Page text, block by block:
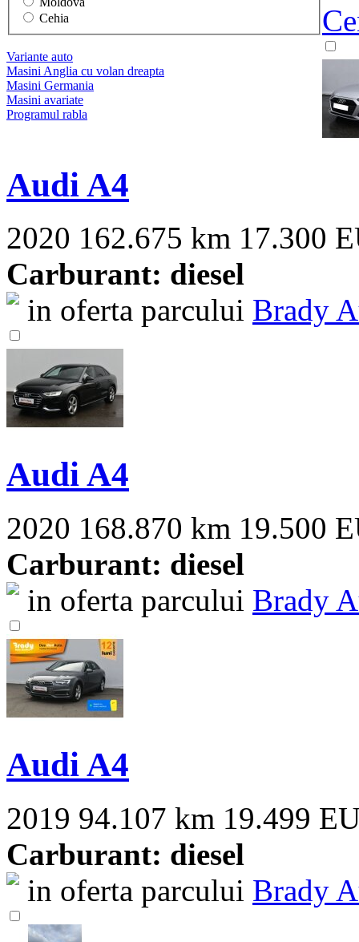
Cehia
Variante auto
Masini Anglia cu volan dreapta
Masini Germania
Masini avariate
Programul rabla
Audi A4
2020 162.675 km 17.300
Carburant: diesel
in oferta parcului Brady
Audi A4
2020 168.870 km 19.500
Carburant: diesel
in oferta parcului Brady
Audi A4
2019 94.107 km 19.499
Carburant: diesel
in oferta parcului Brady